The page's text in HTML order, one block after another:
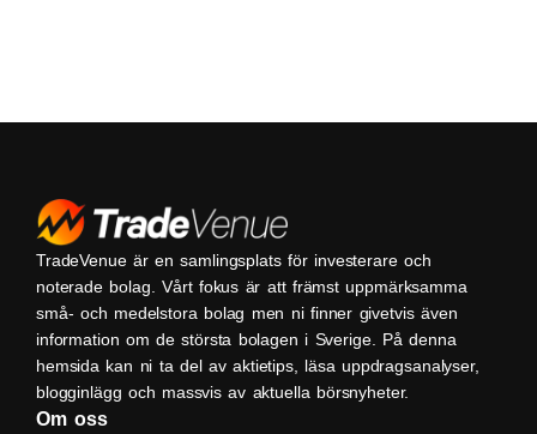
TradeVenue är en samlingsplats för investerare och
noterade bolag. Vårt fokus är att främst uppmärksamma
små- och medelstora bolag men ni finner givetvis även
information om de största bolagen i Sverige. På denna
hemsida kan ni ta del av aktietips, läsa uppdragsanalyser,
blogginlägg och massvis av aktuella börsnyheter.
Om oss